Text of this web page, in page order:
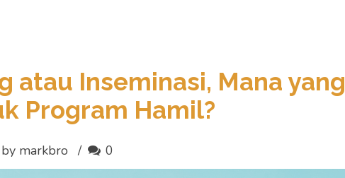
atau Inseminasi, Mana yang
Program Hamil?
by markbro 0